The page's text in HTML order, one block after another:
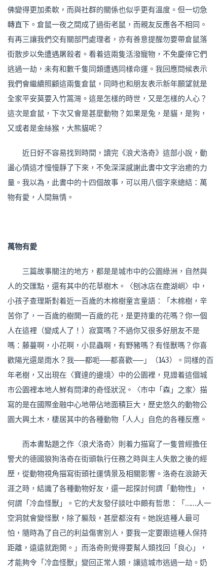
佛變得更加柔軟，而與社群的關係也似乎更有溫度。但一切急
轉直下。倉鼠一夜之間成了過街老鼠，而親友反應各不相同。
有再三讓我們交有關部門處理者，亦有善意提醒勿要帶倉鼠落
街散步以免遭遇屠殺者。看着這兩隻活潑寵物，不免慶倖它們
逃過一劫，未有和數千隻同類遭遇同樣命運。我回應問候表示
我們會繼續照顧這兩隻倉鼠，同時也和朋友表示新年願望就是
全家平安莫要入竹篙灣。這是怎樣的時世，又是怎樣的人心？
這次是倉鼠，下次又會是甚麼動物？如果是兔，是貓，是狗，
又或者是金絲猴，大熊貓呢？
近日好不容易找到時間，讀完《浪犬洛奇》這部小說，動
盪心情這才慢慢靜了下來，不免深深感謝此書中文字治癒的力
量。我以為，此書中的十四個故事，可以用八個字來總結：萬
物有愛，人間無情。
萬物有愛
三篇故事關注的地方，都是是城市中的公園綠洲，自然與
人的交匯點，還有其中的花草樹木。〈刨冰店在鹿湖峒〉中，
小孩子查理斯對着近一百歲的木棉樹童言童語：「木棉樹，辛
苦你了，一百歲的樹開一百歲的花，是更持重的花嗎？你一個
人在這裡（變成人了！）寂寞嗎？不過你又很多好朋友不是
嗎：藤蔓啊，小花啊，小昆蟲啊，有野豬嗎？有怪獸嗎？你喜
歡陽光還是雨水？我──都呃──都喜歡──」（143）。同樣的百
年老樹，又出現在〈寶達的邊境〉中的公園裡，見證着這個城
市公園裡本地人鮮有問津的奇怪狀況。〈市中「森」之家〉描
寫的是在國際金融中心地帶佔地面積巨大，歷史悠久的動物公
園大興土木，棲居其中的各種動物「人人」自危的各種反應。
而本書點題之作〈浪犬洛奇〉則着力描寫了一隻曾經擔任
警犬的德國狼狗洛奇在街頭執行任務之時與主人失散之後的經
歷，從動物視角描寫街頭社運情景及相關影響。洛奇在浪跡天
涯之時，結識了各種動物好友，還一起探討何謂「動物性」，
何謂「冷血怪獸」。它的犬友發仔談吐中頗有哲思：「……人一
空洞就會變怪獸，除了軀殼，甚麼都沒有。她說這種人最可
怕，隨時為了自己的利益傷害別人，要我一定要跟這種人保持
距離，遠遠就跑開。」而洛奇則覺得要幫人類找回「良心」，
才能夠令「冷血怪獸」變回正常人類，讓這城市逃過一劫。奶